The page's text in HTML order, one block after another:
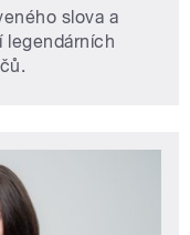
slova a
legendárních